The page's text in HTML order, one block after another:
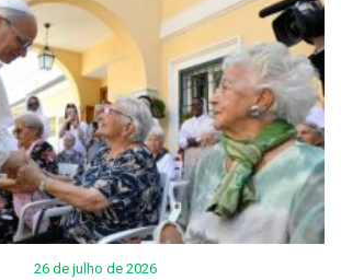
26 de julho de 2026